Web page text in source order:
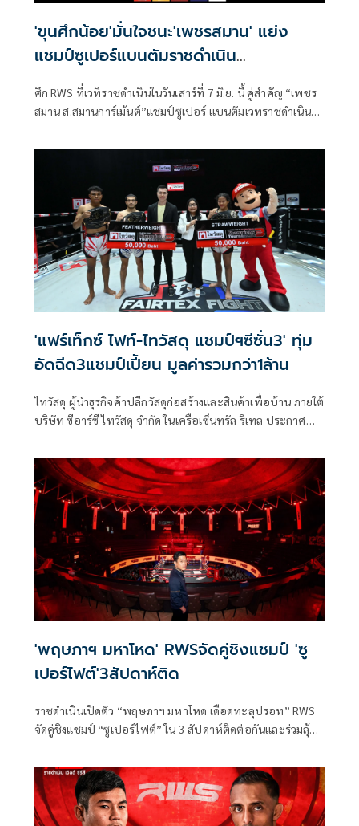
เฝ้ารอคอย
'ขุนศึกน้อย'มั่นใจชนะ'เพชรสมาน' แย่ง
แชมป์ซูเปอร์แบนตัมราชดำเนิน
ศึกRWSเสาร์7มิ.ย.นี้
ศึก RWS ที่เวทีราชดำเนินในวันเสาร์ที่ 7 มิ.ย. นี้ คู่สำคัญ “เพชร
สมาน ส.สมานการ์เม้นต์”แชมป์ซูเปอร์ แบนตัมเวทราชดำเนิน
ก็คือ “ขุนศึกน้อย บูมเด็กเซียน” นักชกจากอำเภอกระนวน
จังหวัดขอนแก่น ซึ่งเป็นแฝดน้องของ ขุนศึกเล็ก บูมเด็กเซียน
เจ้าของตำแหน่งแชมป์ แบนตัมเวทราชดำเนิน ซึ่งหาก “ขุนศึก
น้อย” สามารถพลิกล็อคเอาชนะเพชรสมานและกลายเป็น
แชมป์คนใหม่ได้ก็จะสร้างประวัติศาสตร์หน้าใหม่กลายเป็นนัก
มวยคู่แฝดที่ครองแชมป์เวทีราชดำเนินพร้อมกันอีกด้วย
'แฟร์เท็กซ์ ไฟท์-ไทวัสดุ แชมป์ฯซีซั่น3' ทุ่ม
อัดฉีด3แชมป์เปี้ยน มูลค่ารวมกว่า1ล้าน
ไทวัสดุ ผู้นำธุรกิจค้าปลีกวัสดุก่อสร้างและสินค้าเพื่อบ้าน ภายใต้
บริษัท ซีอาร์ซี ไทวัสดุ จำกัด ในเครือเซ็นทรัล รีเทล ประกาศ
Thaiwatsadu Champions Tournament Season 3” รอบชิง
ชนะเลิศ ณ สนามมวยลุมพินี รามอินทรา เรียกเสียงเชียร์กระหึ่ม
จากแฟนมวยไทยทั้งชาวไทยและต่างชาติ รวมถึงลูกค้าไทวัสดุที่
ได้รับเชิญเข้าร่วมเชียร์ติดขอบเวทีมวยอย่างล้นหลาม ท่ามกลาง
บรรยากาศการแข่งขันสุดเข้มข้นและโปรดักชันแสง สี เสียงที่ยิ่ง
ใหญ่ตระการตา โดยไทวัสดุ เป็นผู้สนับสนุนหลักของรายการ
พร้อมมอบเข็มขัดแชมป์ไทวัสดุและเงินรางวัลอัดฉีด รวมมูลค่า
กว่า 1 ล้านบาท แก่นักมวยที่ชนะทั้ง 3 รุ่นน้ำหนัก ได้แก่ ปิ่น
เพชร ม.ราชภัฎโคราช รุ่น 52 กิโลกรัม เมอห์แดด คานซาเดห์ รุ่น
57 กิโลกรัม และแสนศักดิ์ พิมายพงศธร รุ่น 67 กิโลกรัม ซึ่งนอก
เหนือจากรางวัลอันทรงเกียรติที่นักมวยแชมเปี้ยนจะได้รับแล้ว
ยังเป็นการสานฝันสู่เส้นทางเวทีมวยนานาชาติต่อไปในอนาคต
'พฤษภาฯ มหาโหด' RWSจัดคู่ชิงแชมป์ 'ซู
เปอร์ไฟต์'3สัปดาห์ติด
ราชดำเนินเปิดตัว “พฤษภาฯ มหาโหด เดือดทะลุปรอท” RWS
จัดคู่ชิงแชมป์ “ซูเปอร์ไฟต์” ใน 3 สัปดาห์ติดต่อกันและร่วมลุ้น
แชมป์เวทีราชดำเนินพร้อมกัน